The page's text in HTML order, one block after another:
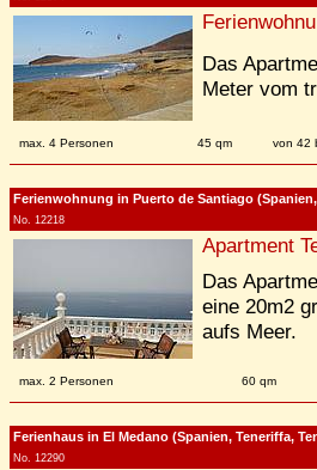
Das
Meter vom
max. 4 Personen 45 qm von 42
Ferienwohnung in Puerto de Santiago
No. 12218
Apartment
Das
eine 20m2
aufs Meer.
max. 2 Personen 60 qm
Ferienhaus in El Medano (Spanien, Teneriffa,
No. 12290